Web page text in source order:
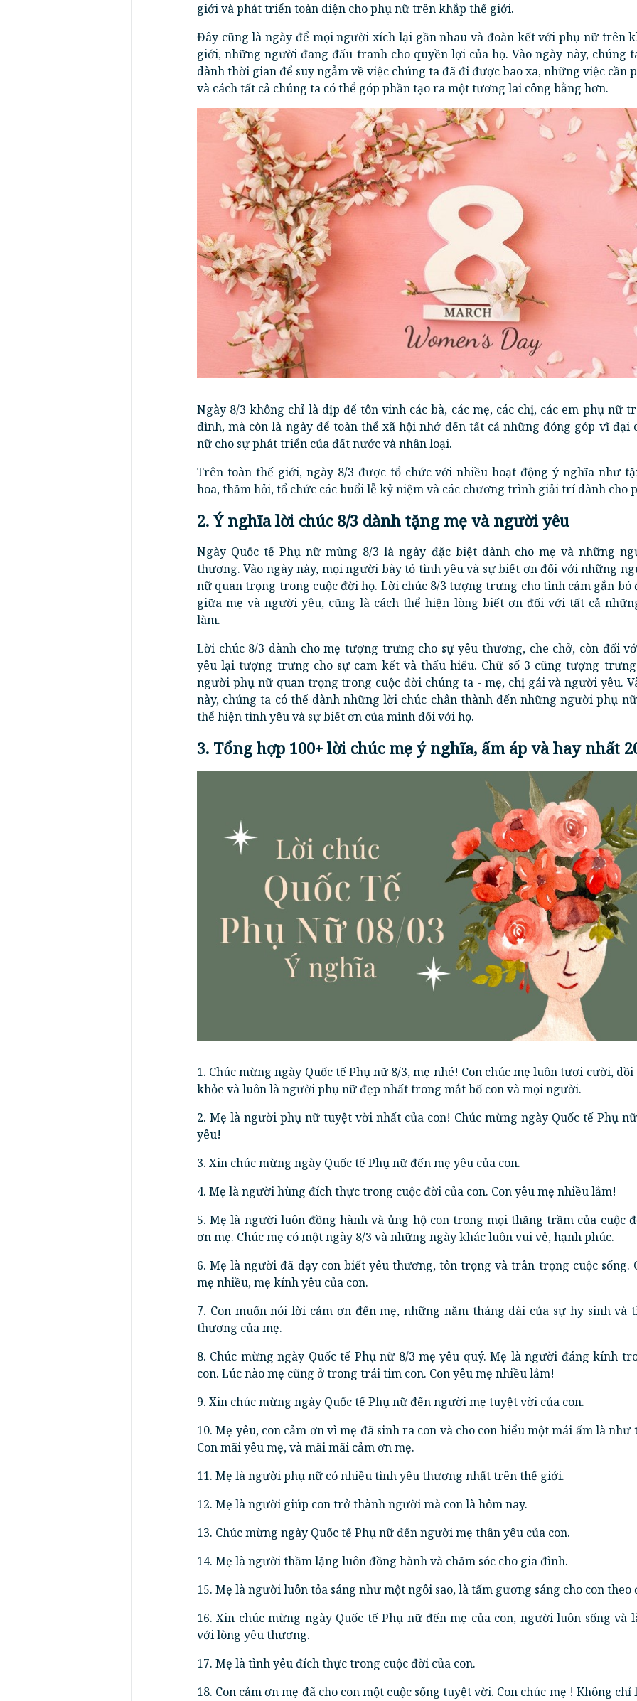
giới và phát triển toàn diện cho phụ nữ trên khắp thế giới.
Đây cũng là ngày để mọi người xích lại gần nhau và đoàn kết với phụ nữ trên
giới, những người đang đấu tranh cho quyền lợi của họ. Vào ngày này, chúng
dành thời gian để suy ngẫm về việc chúng ta đã đi được bao xa, những việc cần
và cách tất cả chúng ta có thể góp phần tạo ra một tương lai công bằng hơn.
Ngày 8/3 không chỉ là dịp để tôn vinh các bà, các mẹ, các chị, các em phụ nữ
đình, mà còn là ngày để toàn thể xã hội nhớ đến tất cả những đóng góp vĩ đại
nữ cho sự phát triển của đất nước và nhân loại.
Trên toàn thế giới, ngày 8/3 được tổ chức với nhiều hoạt động ý nghĩa như
hoa, thăm hỏi, tổ chức các buổi lễ kỷ niệm và các chương trình giải trí dành cho
2. Ý nghĩa lời chúc 8/3 dành tặng mẹ và người yêu
Ngày Quốc tế Phụ nữ mùng 8/3 là ngày đặc biệt dành cho mẹ và những
thương. Vào ngày này, mọi người bày tỏ tình yêu và sự biết ơn đối với những
nữ quan trọng trong cuộc đời họ. Lời chúc 8/3 tượng trưng cho tình cảm gắn bó
giữa mẹ và người yêu, cũng là cách thể hiện lòng biết ơn đối với tất cả
làm.
Lời chúc 8/3 dành cho mẹ tượng trưng cho sự yêu thương, che chở, còn đối
yêu lại tượng trưng cho sự cam kết và thấu hiểu. Chữ số 3 cũng tượng
người phụ nữ quan trọng trong cuộc đời chúng ta - mẹ, chị gái và người yêu.
này, chúng ta có thể dành những lời chúc chân thành đến những người phụ
thể hiện tình yêu và sự biết ơn của mình đối với họ.
3. Tổng hợp 100+ lời chúc mẹ ý nghĩa, ấm áp và hay nhất
1. Chúc mừng ngày Quốc tế Phụ nữ 8/3, mẹ nhé! Con chúc mẹ luôn tươi cười, dồi
khỏe và luôn là người phụ nữ đẹp nhất trong mắt bố con và mọi người.
2. Mẹ là người phụ nữ tuyệt vời nhất của con! Chúc mừng ngày Quốc tế Phụ
yêu!
3. Xin chúc mừng ngày Quốc tế Phụ nữ đến mẹ yêu của con.
4. Mẹ là người hùng đích thực trong cuộc đời của con. Con yêu mẹ nhiều lắm!
5. Mẹ là người luôn đồng hành và ủng hộ con trong mọi thăng trầm của cuộc
ơn mẹ. Chúc mẹ có một ngày 8/3 và những ngày khác luôn vui vẻ, hạnh phúc.
6. Mẹ là người đã dạy con biết yêu thương, tôn trọng và trân trọng cuộc sống.
mẹ nhiều, mẹ kính yêu của con.
7. Con muốn nói lời cảm ơn đến mẹ, những năm tháng dài của sự hy sinh và
thương của mẹ.
8. Chúc mừng ngày Quốc tế Phụ nữ 8/3 mẹ yêu quý. Mẹ là người đáng kính
con. Lúc nào mẹ cũng ở trong trái tim con. Con yêu mẹ nhiều lắm!
9. Xin chúc mừng ngày Quốc tế Phụ nữ đến người mẹ tuyệt vời của con.
10. Mẹ yêu, con cảm ơn vì mẹ đã sinh ra con và cho con hiểu một mái ấm là như
Con mãi yêu mẹ, và mãi mãi cảm ơn mẹ.
11. Mẹ là người phụ nữ có nhiều tình yêu thương nhất trên thế giới.
12. Mẹ là người giúp con trở thành người mà con là hôm nay.
13. Chúc mừng ngày Quốc tế Phụ nữ đến người mẹ thân yêu của con.
14. Mẹ là người thầm lặng luôn đồng hành và chăm sóc cho gia đình.
15. Mẹ là người luôn tỏa sáng như một ngôi sao, là tấm gương sáng cho con theo
16. Xin chúc mừng ngày Quốc tế Phụ nữ đến mẹ của con, người luôn sống và
với lòng yêu thương.
17. Mẹ là tình yêu đích thực trong cuộc đời của con.
18. Con cảm ơn mẹ đã cho con một cuộc sống tuyệt vời. Con chúc mẹ ! Không